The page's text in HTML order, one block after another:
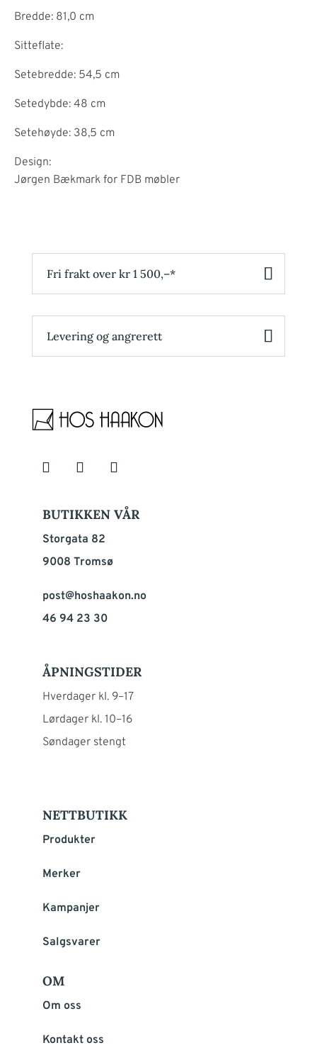
Bredde: 81,0 cm
Sitteflate:
Setebredde: 54,5 cm
Setedybde: 48 cm
Setehøyde: 38,5 cm
Design:
Jørgen Bækmark for FDB møbler
Fri frakt over kr 1 500,–*
Levering og angrerett
BUTIKKEN VÅR
Storgata 82
9008 Tromsø
post@hoshaakon.no
46 94 23 30
ÅPNINGSTIDER
Hverdager kl. 9–17
Lørdager kl. 10–16
Søndager stengt
NETTBUTIKK
Produkter
Merker
Kampanjer
Salgsvarer
OM
Om oss
Kontakt oss